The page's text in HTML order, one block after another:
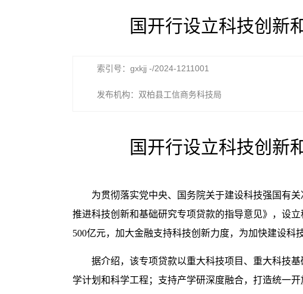
国开行设立科技创新
索引号：gxkjj -/2024-1211001
发布机构：双柏县工信商务科技局
国开行设立科技创新
为贯彻落实党中央、国务院关于建设科技强国有
推进科技创新和基础研究专项贷款的指导意见》，设
500亿元，加大金融支持科技创新力度，为加快建设科
据介绍，该专项贷款以重大科技项目、重大科技
学计划和科学工程；支持产学研深度融合，打造统一